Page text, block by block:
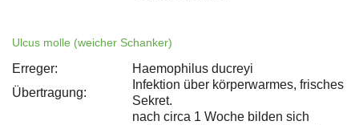
Ulcus molle (weicher Schanker)
Erreger:
Haemophilus ducreyi
Übertragung:
Infektion über körperwarmes, frisches
Sekret.
nach circa 1 Woche bilden sich